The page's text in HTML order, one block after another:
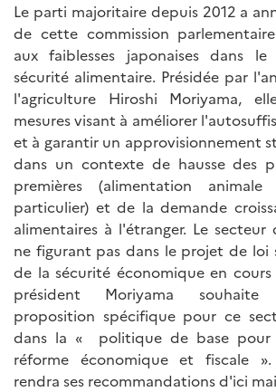
Le parti majoritaire depuis 2012 a
de cette commission
aux faiblesses japonaises dans
sécurité alimentaire. Présidée par
l'agriculture Hiroshi Moriyama,
mesures visant à améliorer
et à garantir un approvisionnement
dans un contexte de hausse des
premières (alimentation
particulier) et de la demande
alimentaires à l'étranger. Le secteur
ne figurant pas dans le projet de loi
de la sécurité économique en cours
président Moriyama
proposition spécifique pour ce
dans la « politique de base pour
réforme économique et fiscale ».
rendra ses recommandations d'ici